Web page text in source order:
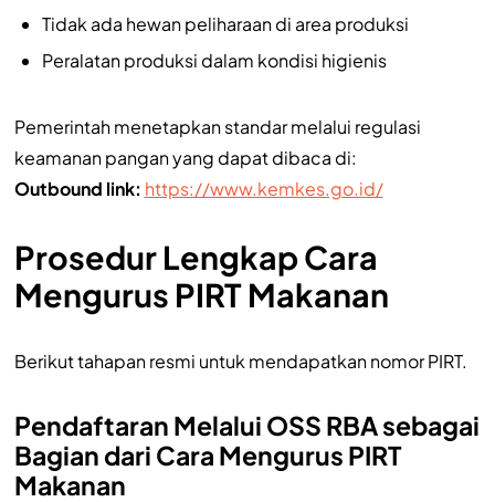
Tidak ada hewan peliharaan di area produksi
Peralatan produksi dalam kondisi higienis
Pemerintah menetapkan standar melalui regulasi
keamanan pangan yang dapat dibaca di:
Outbound link: https://www.kemkes.go.id/
Prosedur Lengkap Cara
Mengurus PIRT Makanan
Berikut tahapan resmi untuk mendapatkan nomor PIRT.
Pendaftaran Melalui OSS RBA sebagai
Bagian dari Cara Mengurus PIRT
Makanan